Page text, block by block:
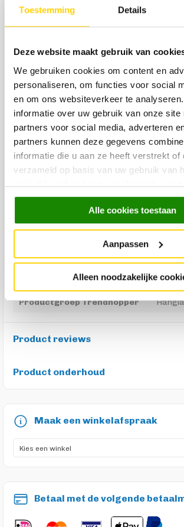
Toestemming Details
Deze website maakt gebruik van
We gebruiken cookies om content en
personaliseren, om functies voor social
en om ons websiteverkeer te
informatie over uw gebruik van onze site
partners voor social media, adverteren
partners kunnen deze gegevens
informatie die u aan ze heeft verstrekt of
verzameld op basis van uw gebruik van
gaat akkoord met onze cookies als u
gebruiken.
Alle cookies toestaan
Aanpassen
Alleen noodzakelijke
Sensor
Nee
Voor binnen of buiten
Binnen
Levertijd
Levertijd: 2-3 werkdagen
Breedte
9 cm
9 cm
Custom Made
Nee
Productgroep Trendhopper
Product reviews
Product onderhoud
Maak een winkelafspraak
Betaal met de volgende